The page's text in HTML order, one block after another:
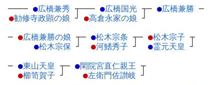
──── ●広橋兼秀 ┬
●勧修寺政顕の娘 ┘
─── ●広橋国光 ┬
●高倉永家の娘 ┘
─ ●広橋兼勝 ─
─ ●広橋兼勝の娘 ┬
●松木宗保 ┘
─ ●松木宗条 ┬
●河鰭秀子 ┘
─ ●松木宗子 ┬
●霊元天皇 ┘
─ ●東山天皇 ┬
●櫛笥賀子 ┘
─ ●閑院宮直仁親王 ┬
●左衛門佐讃岐 ┘